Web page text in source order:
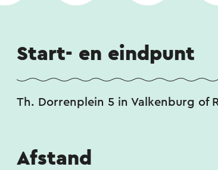
Start- en eindpunt
Th. Dorrenplein 5 in Valkenburg of
Afstand